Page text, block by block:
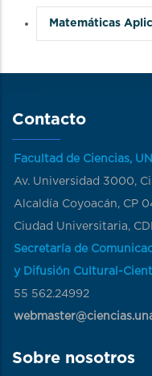
Matemáticas
Contacto
Facultad de Ciencias,
Av. Universidad 3000,
Alcaldía Coyoacán, CP
Ciudad Universitaria,
Secretaría de
y Difusión Cultural-
55 562.24992
Sobre nosotros